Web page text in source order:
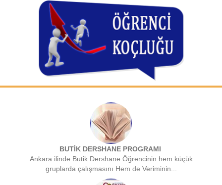
BUTİK DERSHANE PROGRAMI
Ankara ilinde Butik Dershane Öğrencinin hem küçük
gruplarda çalışmasını Hem de Veriminin...